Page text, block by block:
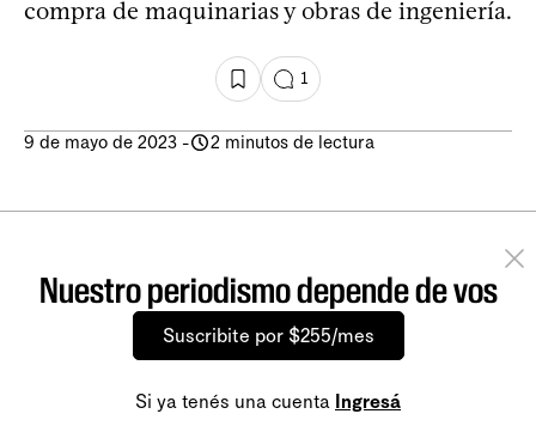
compra de maquinarias y obras de ingeniería.
1
9 de mayo de 2023 - 2 minutos de lectura
Nuestro periodismo depende de vos
Suscribite por $255/mes
Si ya tenés una cuenta Ingresá